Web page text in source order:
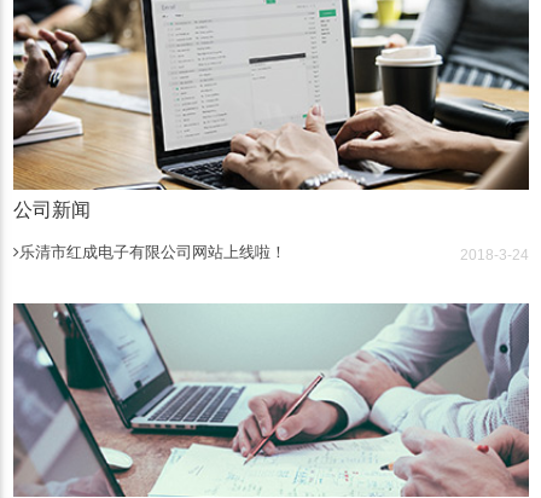
公司新闻
乐清市红成电子有限公司网站上线啦！ 2018-3-24